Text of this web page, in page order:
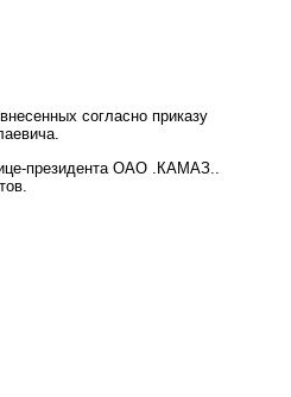
согласно приказу
президента ОАО .КАМАЗ..